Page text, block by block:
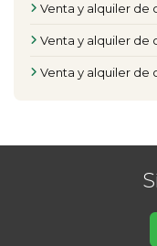
Venta y alquiler de
Venta y alquiler de
Venta y alquiler de